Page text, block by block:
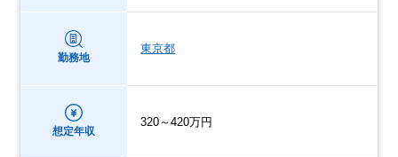
勤務地
東京都
想定年収
320～420万円